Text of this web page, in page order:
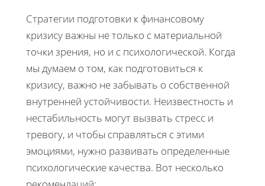
Стратегии подготовки к финансовому
кризису важны не только с материальной
точки зрения, но и с психологической. Когда
мы думаем о том, как подготовиться к
кризису, важно не забывать о собственной
внутренней устойчивости. Неизвестность и
нестабильность могут вызвать стресс и
тревогу, и чтобы справляться с этими
эмоциями, нужно развивать определенные
психологические качества. Вот несколько